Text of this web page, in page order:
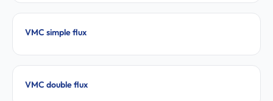
VMC simple flux
VMC double flux